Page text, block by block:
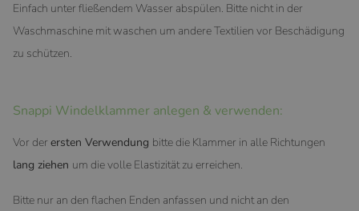
Einfach unter fließendem Wasser abspülen. Bitte nicht in der
Waschmaschine mit waschen um andere Textilien vor Beschädigung
zu schützen.
Snappi Windelklammer anlegen & verwenden:
Vor der ersten Verwendung bitte die Klammer in alle Richtungen
lang ziehen um die volle Elastizität zu erreichen.
Bitte nur an den flachen Enden anfassen und nicht an den